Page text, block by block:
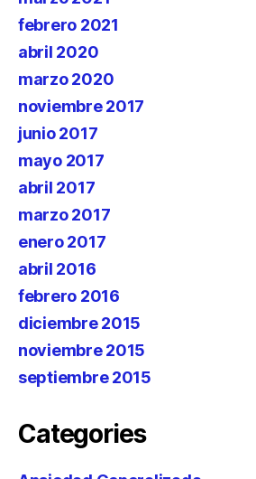
febrero 2021
abril 2020
marzo 2020
noviembre 2017
junio 2017
mayo 2017
abril 2017
marzo 2017
enero 2017
abril 2016
febrero 2016
diciembre 2015
noviembre 2015
septiembre 2015
Categories